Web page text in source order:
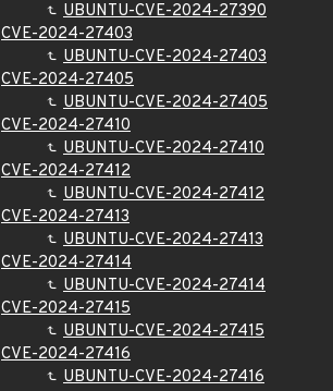
UBUNTU-CVE-2024-27390
CVE-2024-27403
UBUNTU-CVE-2024-27403
CVE-2024-27405
UBUNTU-CVE-2024-27405
CVE-2024-27410
UBUNTU-CVE-2024-27410
CVE-2024-27412
UBUNTU-CVE-2024-27412
CVE-2024-27413
UBUNTU-CVE-2024-27413
CVE-2024-27414
UBUNTU-CVE-2024-27414
CVE-2024-27415
UBUNTU-CVE-2024-27415
CVE-2024-27416
UBUNTU-CVE-2024-27416